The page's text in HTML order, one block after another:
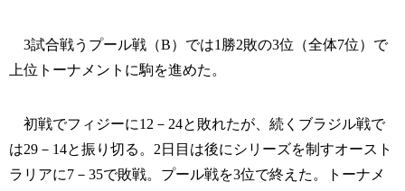
3試合戦うプール戦（B）では1勝2敗の3位（全体7位）で
上位トーナメントに駒を進めた。
初戦でフィジーに12－24と敗れたが、続くブラジル戦で
は29－14と振り切る。2日目は後にシリーズを制すオースト
ラリアに7－35で敗戦。プール戦を3位で終えた。トーナメ